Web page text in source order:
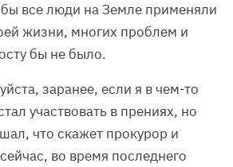
все люди на Земле применяли
жизни, многих проблем и
бы не было.
заранее, если я в чем-то
участвовать в прениях, но
что скажет прокурор и
во время последнего